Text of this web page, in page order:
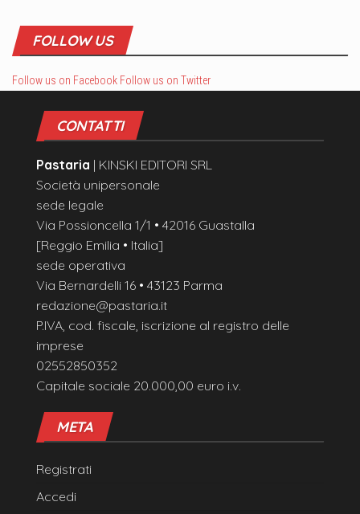
FOLLOW US
Follow us on Facebook Follow us on Twitter
CONTATTI
Pastaria | KINSKI EDITORI SRL
Società unipersonale
sede legale
Via Possioncella 1/1 • 42016 Guastalla
[Reggio Emilia • Italia]
sede operativa
Via Bernardelli 16 • 43123 Parma
redazione@pastaria.it
P.IVA, cod. fiscale, iscrizione al registro delle
imprese
02552850352
Capitale sociale 20.000,00 euro i.v.
META
Registrati
Accedi